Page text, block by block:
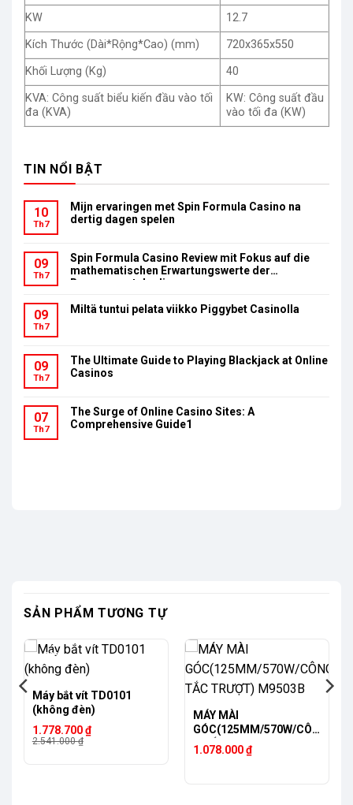
KW
12.7
Kích Thước (Dài*Rộng*Cao) (mm)
720x365x550
Khối Lượng (Kg)
40
KVA: Công suất biểu kiến đầu vào tối
đa (KVA)
KW: Công suất đầu
vào tối đa (KW)
TIN NỔI BẬT
10
Th7
Mijn ervaringen met Spin Formula Casino na
dertig dagen spelen
09
Th7
Spin Formula Casino Review mit Fokus auf die
mathematischen Erwartungswerte der
Bonusumsatzbedingungen
09
Th7
Miltä tuntui pelata viikko Piggybet Casinolla
09
Th7
The Ultimate Guide to Playing Blackjack at Online
Casinos
07
Th7
The Surge of Online Casino Sites: A
Comprehensive Guide1
SẢN PHẨM TƯƠNG TỰ
-30%
Máy bắt vít TD0101
(không đèn)
2.541.000₫
Giá
gốc
1.778.700₫
Giá
hiện
MÁY MÀI
GÓC(125MM/570W/CÔN
G TẮC TRƯỢT) M9503B
1.078.000₫